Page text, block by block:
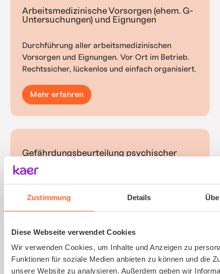
Zustimmung Details
Diese Webseite verwendet Cookies
Wir verwenden Cookies, um Inhalte und Anzeigen zu
Funktionen für soziale Medien anbieten zu können und die
unsere Website zu analysieren. Außerdem geben wir
Arbeitsmedizinische Vorsorgen (ehem. G-
Untersuchungen) und Eignungen
Durchführung aller arbeitsmedizinischen
Vorsorgen und Eignungen. Vor Ort im Betrieb.
Rechtssicher, lückenlos und einfach organisiert.
Mehr erfahren
Gefährdungsbeurteilung psychischer
validierten Verfahren und einfacher
Durchführung erfassen.
Gefährdungsbeurteilung einfach erstellen
lassen.
Mehr erfahren